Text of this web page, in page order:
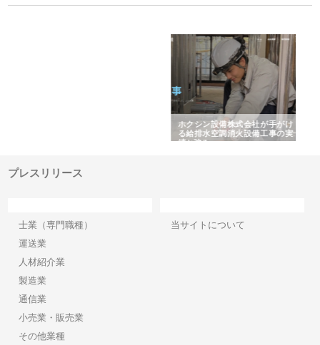
ホクシン設備株式会社が手がけ
る給排水空調消火設備工事の実
績と強み
プレスリリース
士業（専門職種）
運送業
人材紹介業
製造業
通信業
小売業・販売業
その他業種
当サイトについて